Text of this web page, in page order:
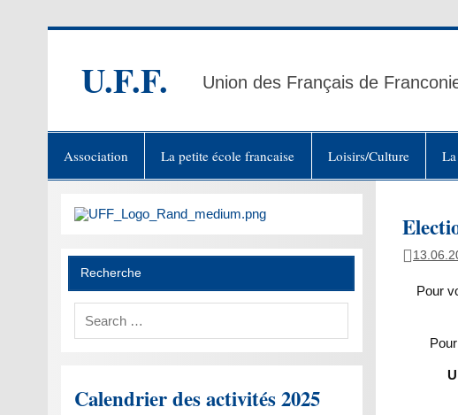
U.F.F. Union des Français de
Association La petite école francaise Loisirs/Culture
Pour
Recherche
Calendrier des activités 2025